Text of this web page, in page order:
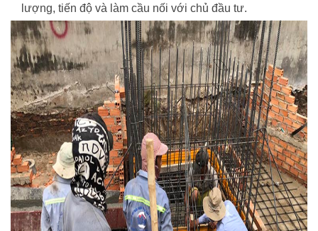
lượng, tiến độ và làm cầu nối với chủ đầu tư.